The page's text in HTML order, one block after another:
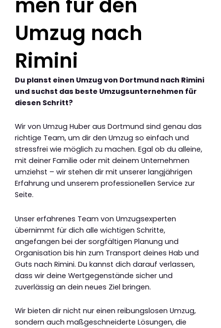
Umzug nach
Rimini
Du planst einen Umzug von Dortmund nach Rimini
und suchst das beste Umzugsunternehmen für
diesen Schritt?
Wir von Umzug Huber aus Dortmund sind genau das
richtige Team, um dir den Umzug so einfach und
stressfrei wie möglich zu machen. Egal ob du alleine,
mit deiner Familie oder mit deinem Unternehmen
umziehst – wir stehen dir mit unserer langjährigen
Erfahrung und unserem professionellen Service zur
Seite.
Unser erfahrenes Team von Umzugsexperten
übernimmt für dich alle wichtigen Schritte,
angefangen bei der sorgfältigen Planung und
Organisation bis hin zum Transport deines Hab und
Guts nach Rimini. Du kannst dich darauf verlassen,
dass wir deine Wertgegenstände sicher und
zuverlässig an dein neues Ziel bringen.
Wir bieten dir nicht nur einen reibungslosen Umzug,
sondern auch maßgeschneiderte Lösungen, die